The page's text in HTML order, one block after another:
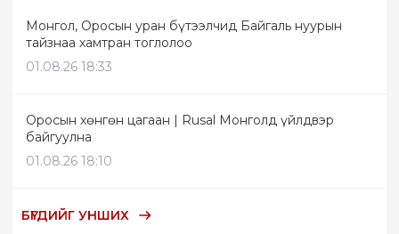
Монгол, Оросын уран бүтээлчид Байгаль нуурын
тайзнаа хамтран тоглолоо
01.08.26 18:33
Оросын хөнгөн цагаан | Rusal Монголд үйлдвэр
байгуулна
01.08.26 18:10
БҮГДИЙГ УНШИХ